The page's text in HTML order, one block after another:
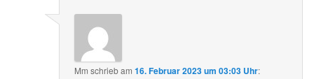
Mm schriebam16. Februar 2023 um 03:03 Uhr: